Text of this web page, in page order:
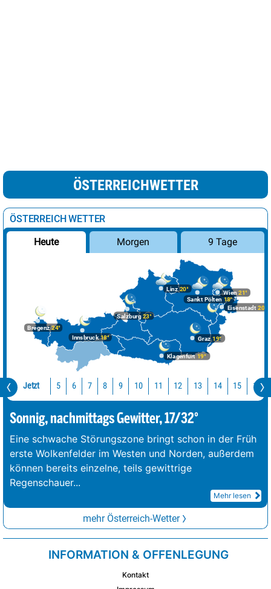
ÖSTERREICHWETTER
ÖSTERREICH WETTER
Heute Morgen 9 Tage
Bregenz24°
Graz19°
Innsbruck18°
Klagenfurt 19°
Linz20°
Salzburg23°
Wien 21°
Eisenstadt 20°
Sankt Pölten 18°
Jetzt 5 6 7 8 9 10 11 12 13 14 15 16
Sonnig, nachmittags Gewitter, 17/32°
Eine schwache Störungszone bringt schon in der Früh
erste Wolkenfelder im Westen und Norden, außerdem
können bereits einzelne, teils gewittrige
Regenschauer...
Mehr lesen
mehr Österreich-Wetter
INFORMATION & OFFENLEGUNG
Kontakt